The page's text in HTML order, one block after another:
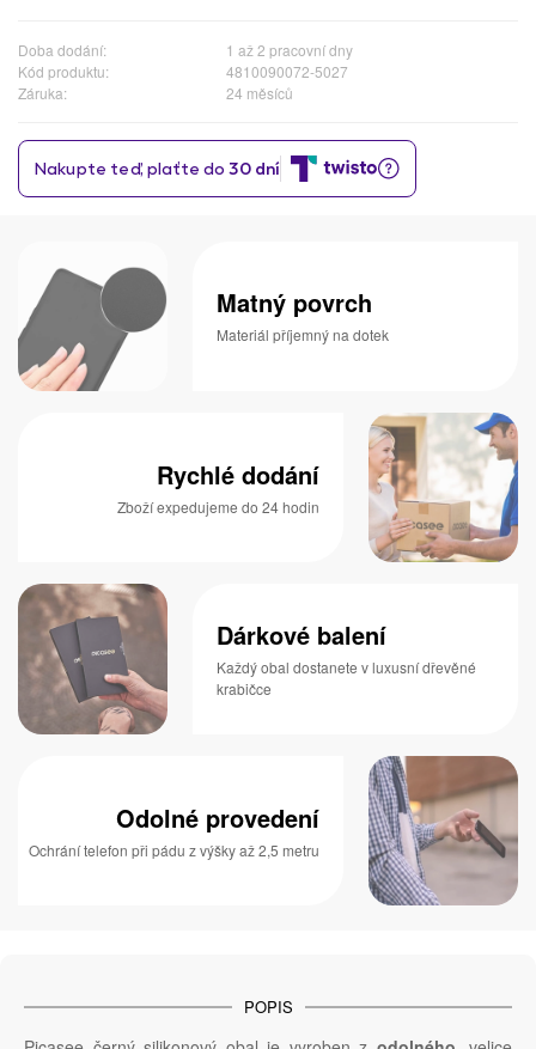
Doba dodání:
1 až 2 pracovní dny
Kód produktu:
4810090072-5027
Záruka:
24 měsíců
Matný povrch
Materiál příjemný na dotek
Rychlé dodání
Zboží expedujeme do 24 hodin
Dárkové balení
Každý obal dostanete v luxusní dřevěné
krabičce
Odolné provedení
Ochrání telefon při pádu z výšky až 2,5 metru
POPIS